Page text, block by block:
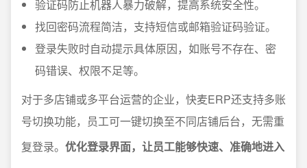
验证码防止机器人暴力破解，提高系统安全性。
找回密码流程简洁，支持短信或邮箱验证码验证。
登录失败时自动提示具体原因，如账号不存在、密
码错误、权限不足等。
对于多店铺或多平台运营的企业，快麦ERP还支持多账
号切换功能，员工可一键切换至不同店铺后台，无需重
复登录。 优化登录界面，让员工能够快速、准确地进入